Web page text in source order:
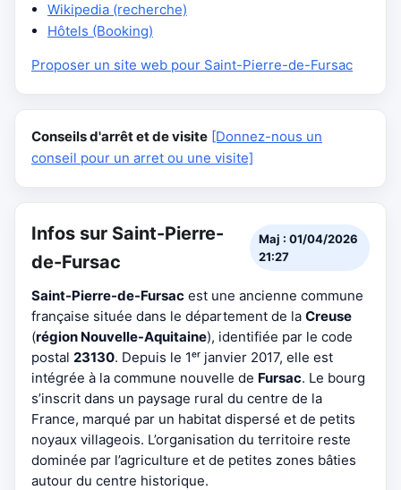
Wikipedia (recherche)
Hôtels (Booking)
Proposer un site web pour Saint-Pierre-de-Fursac
Conseils d'arrêt et de visite [Donnez-nous un
conseil pour un arret ou une visite]
Infos sur Saint-Pierre-
de-Fursac
Maj : 01/04/2026
21:27
Saint-Pierre-de-Fursac est une ancienne commune
française située dans le département de la Creuse
(région Nouvelle-Aquitaine), identifiée par le code
postal 23130. Depuis le 1ᵉʳ janvier 2017, elle est
intégrée à la commune nouvelle de Fursac. Le bourg
s’inscrit dans un paysage rural du centre de la
France, marqué par un habitat dispersé et de petits
noyaux villageois. L’organisation du territoire reste
dominée par l’agriculture et de petites zones bâties
autour du centre historique.